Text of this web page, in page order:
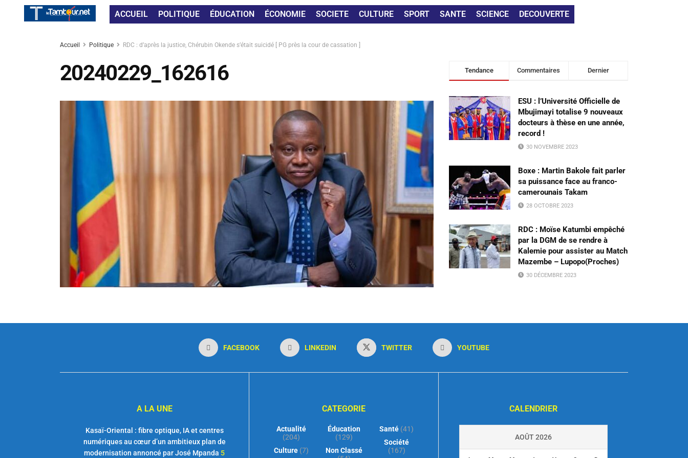
ACCUEIL POLITIQUE ÉDUCATION ÉCONOMIE SOCIETE CULTURE SPORT SANTE SCIENCE DECOUVERTE
Accueil Politique RDC : d’après la justice, Chérubin Okende s’était suicidé [ PG près la cour de cassation ]
20240229_162616 Tendance Commentaires Dernier
ESU : l’Université Officielle de
Mbujimayi totalise 9 nouveaux
docteurs à thèse en une année,
record !
30 NOVEMBRE 2023
Boxe : Martin Bakole fait parler
sa puissance face au franco-
camerounais Takam
28 OCTOBRE 2023
RDC : Moïse Katumbi empêché
par la DGM de se rendre à
Kalemie pour assister au Match
Mazembe – Lupopo(Proches)
30 DÉCEMBRE 2023
FACEBOOK LINKEDIN TWITTER YOUTUBE
A LA UNE
Kasaï-Oriental : fibre optique, IA et centres
numériques au cœur d’un ambitieux plan de
modernisation annoncé par José Mpanda 5
CATEGORIE
Actualité
(204)
Culture(7)
Éducation
(129)
Non Classé
Santé (41)
Société
(167)
CALENDRIER
AOÛT 2026